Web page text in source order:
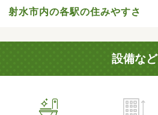
射水市内の各駅の住みやすさ
設備など